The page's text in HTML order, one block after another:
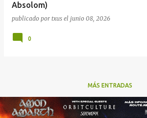
Absolom)
publicado por txus el junio 08, 2026
0
MÁS ENTRADAS